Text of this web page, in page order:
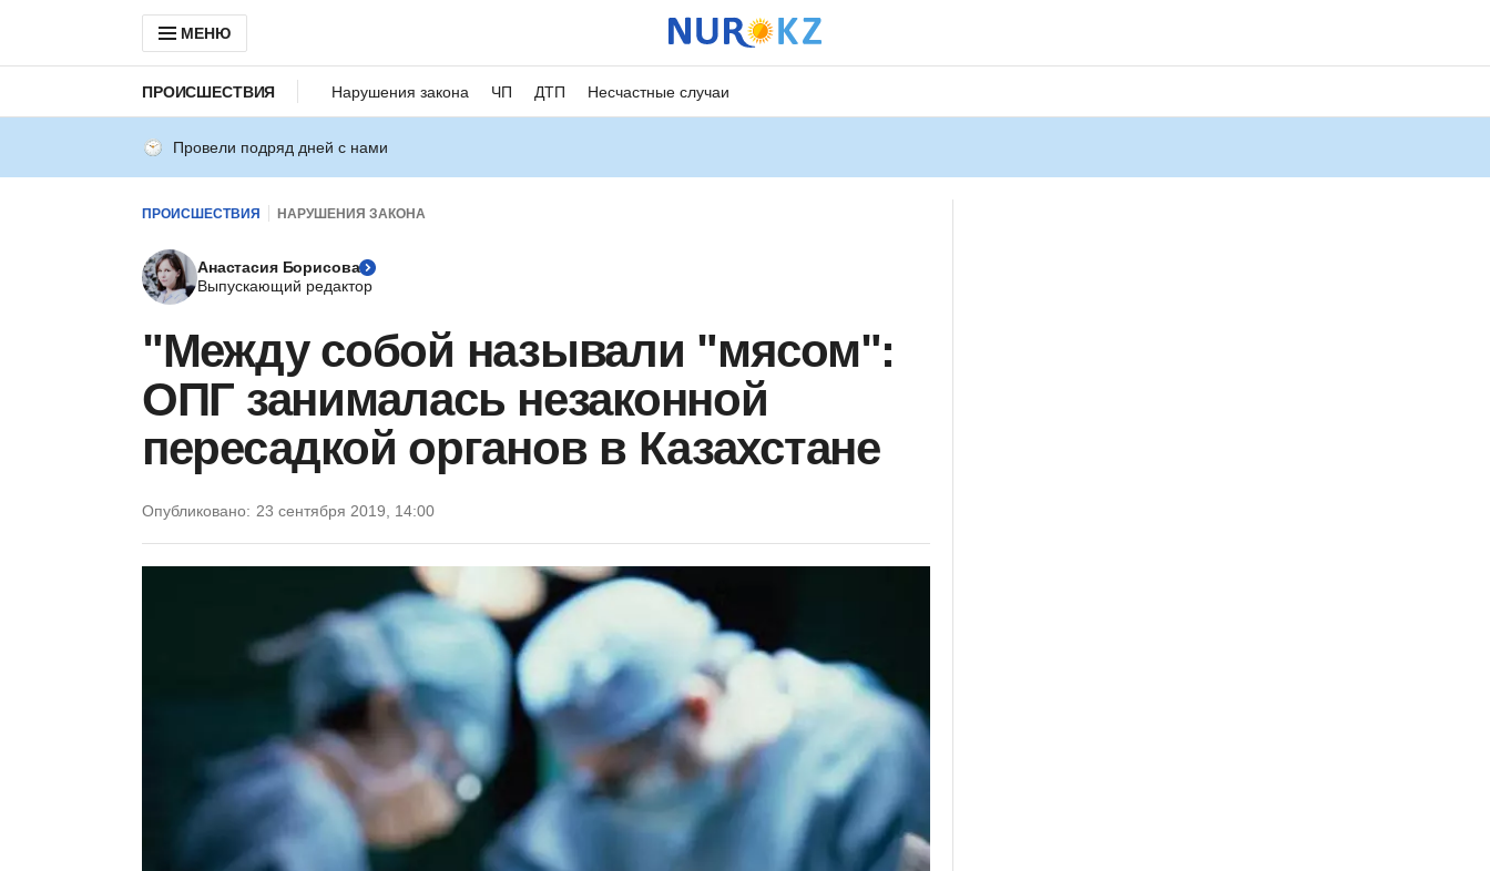
МЕНЮ
ПРОИСШЕСТВИЯ Нарушения закона ЧП ДТП Несчастные случаи
Провели подряд дней с нами
ПРОИСШЕСТВИЯ НАРУШЕНИЯ ЗАКОНА
Анастасия Борисова
Выпускающий редактор
"Между собой называли "мясом":
ОПГ занималась незаконной
пересадкой органов в Казахстане
Опубликовано: 23 сентября 2019, 14:00